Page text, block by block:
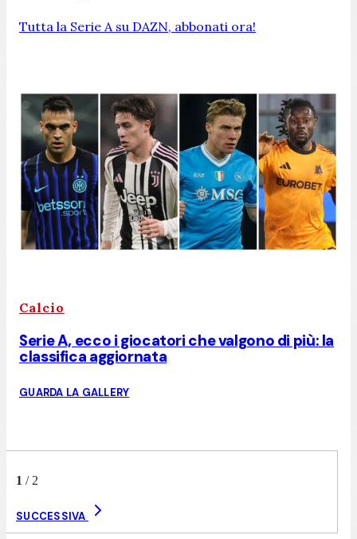
Tutta la Serie A su DAZN, abbonati ora!
Calcio
Serie A, ecco i giocatori che valgono di più: la
classifica aggiornata
GUARDA LA GALLERY
1 / 2
SUCCESSIVA